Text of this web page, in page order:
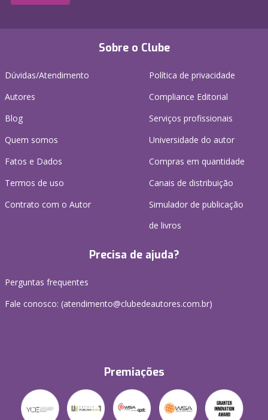
Sobre o Clube
Dúvidas/Atendimento
Autores
Blog
Quem somos
Fatos e Dados
Termos de uso
Contrato com o Autor
Política de privacidade
Compliance Editorial
Serviços profissionais
Universidade do autor
Compras em quantidade
Canais de distribuição
Simulador de publicação
de livros
Precisa de ajuda?
Perguntas frequentes
Fale conosco: (atendimento@clubedeautores.com.br)
Premiações